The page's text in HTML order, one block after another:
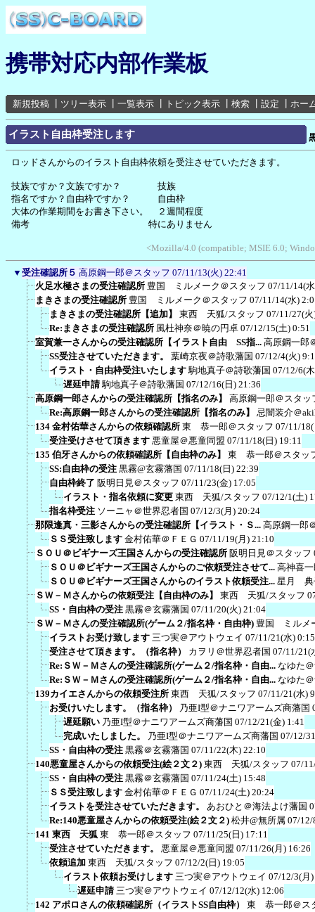
携帯対応内部作業板
新規投稿 ツリー表示 一覧表示 トピック表示 検索 設定 ホー
イラスト自由枠受注します
ロッドさんからのイラスト自由枠依頼を受注させていただきます。
技族ですか？文族ですか？ 技族
指名ですか？自由枠ですか？ 自由枠
大体の作業期間をお書き下さい。 ２週間程度
備考 特にありません
<Mozilla/4.0 (compatible; MSIE 6.0;
▼ 受注確認所５ 高原鋼一郎＠スタッフ 07/11/13(火) 22:41
火足水極さまの受注確認所 豊国 ミルメーク＠スタッフ 07/11/14(
まきさまの受注確認所 豊国 ミルメーク＠スタッフ 07/11/14(水)
まきさまの受注確認所【追加】
東西 天狐/スタッフ 07/11/27(
Re:まきさまの受注確認所 風杜神奈＠暁の円卓 07/12/15(土) 0:51
室賀兼一さんからの受注確認所【イラスト自由 SS指... 高原鋼一郎
SS受注させていただきます。
葉崎京夜＠詩歌藩国 07/12/4(火)
イラスト・自由枠受注いたします 駒地真子＠詩歌藩国 07/12/6(
遅延申請 駒地真子＠詩歌藩国 07/12/16(日) 21:36
高原鋼一郎さんからの受注確認所【指名のみ】
高原鋼一郎＠スタッ
Re:高原鋼一郎さんからの受注確認所【指名のみ】
忌闇装介＠
134 金村佑華さんからの依頼確認所 東 恭一郎＠スタッフ 07/11/
受注受けさせて頂きます 悪童屋＠悪童同盟 07/11/18(日) 19:11
135 伯牙さんからの依頼確認所【自由枠のみ】
東 恭一郎＠スタッ
SS:自由枠の受注 黒霧@玄霧藩国 07/11/18(日) 22:39
自由枠終了 阪明日見＠スタッフ 07/11/23(金) 17:05
イラスト・指名依頼に変更 東西 天狐/スタッフ 07/12/1(土)
指名枠受注 ソーニャ＠世界忍者国 07/12/3(月) 20:24
那限逢真・三影さんからの受注確認所【イラスト・Ｓ... 高原鋼一郎
ＳＳ受注致します 金村佑華＠ＦＥＧ 07/11/19(月) 21:10
ＳＯＵ＠ビギナーズ王国さんからの受注確認所 阪明日見＠スタッフ
ＳＯＵ＠ビギナーズ王国さんからのご依頼受注させて... 高神喜
ＳＯＵ＠ビギナーズ王国さんからのイラスト依頼受注... 星月 典
ＳＷ－Ｍさんからの依頼受注【自由枠のみ】
東西 天狐/スタッフ
SS・自由枠の受注 黒霧＠玄霧藩国 07/11/20(火) 21:04
ＳＷ－Ｍさんの受注確認所(ゲーム２/指名枠・自由枠) 豊国 ミルメ
イラストお受け致します 三つ実＠アウトウェイ 07/11/21(水) 0:15
受注させて頂きます。（指名枠）
カヲリ＠世界忍者国 07/11/21(
Re:ＳＷ－Ｍさんの受注確認所(ゲーム２/指名枠・自由... なゆた
Re:ＳＷ－Ｍさんの受注確認所(ゲーム２/指名枠・自由... なゆた
139カイエさんからの依頼受注所 東西 天狐/スタッフ 07/11/21(水)
お受けいたします。（指名枠）
乃亜I型＠ナニワアームズ商藩国
遅延願い 乃亜I型＠ナニワアームズ商藩国 07/12/21(金) 1:41
完成いたしました。
乃亜I型＠ナニワアームズ商藩国 07/12/
SS・自由枠の受注 黒霧＠玄霧藩国 07/11/22(木) 22:10
140悪童屋さんからの依頼受注(絵２文２) 東西 天狐/スタッフ 07/
SS・自由枠の受注 黒霧＠玄霧藩国 07/11/24(土) 15:48
ＳＳ受注致します 金村佑華＠ＦＥＧ 07/11/24(土) 20:24
イラストを受注させていただきます。
あおひと＠海法よけ藩国
Re:140悪童屋さんからの依頼受注(絵２文２) 松井@無所属 07/12/
141 東西 天狐 東 恭一郎＠スタッフ 07/11/25(日) 17:11
受注させていただきます。
悪童屋＠悪童同盟 07/11/26(月) 16:26
依頼追加 東西 天狐/スタッフ 07/12/2(日) 19:05
イラスト依頼お受けします 三つ実＠アウトウェイ 07/12/3(月
遅延申請 三つ実＠アウトウェイ 07/12/12(水) 12:06
142 アポロさんの依頼確認所（イラストSS自由枠）
東 恭一郎＠ス